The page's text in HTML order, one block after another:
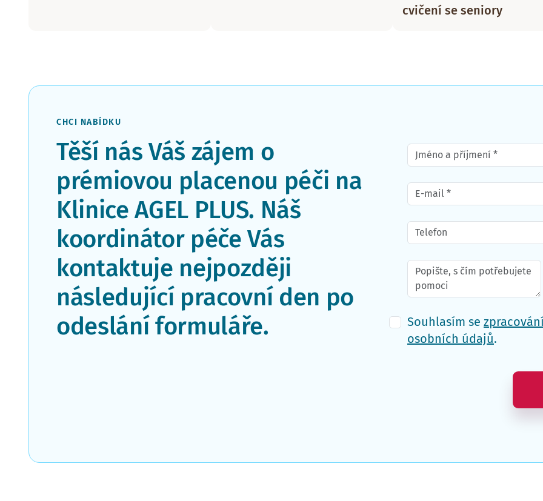
cvičení se seniory
CHCI NABÍDKU
Těší nás Váš zájem o
prémiovou placenou péči na
Klinice AGEL PLUS. Náš
koordinátor péče Vás
kontaktuje nejpozději
následující pracovní den po
odeslání formuláře.
Souhlasím se
osobních údajů.